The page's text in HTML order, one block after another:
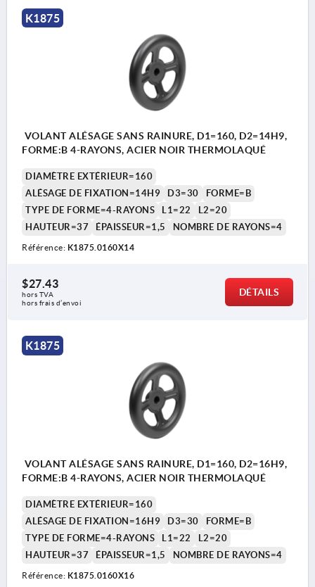
K1875
VOLANT ALÉSAGE SANS RAINURE, D1=160, D2=14H9,
FORME:B 4-RAYONS, ACIER NOIR THERMOLAQUÉ
DIAMÈTRE EXTÉRIEUR=160
ALÉSAGE DE FIXATION=14H9
D3=30
FORME=B
TYPE DE FORME=4-RAYONS
L1=22
L2=20
HAUTEUR=37
ÉPAISSEUR=1,5 NOMBRE DE RAYONS=4
Référence: K1875.0160X14
$27.43
hors TVA
hors frais d’envoi
DÉTAILS
K1875
VOLANT ALÉSAGE SANS RAINURE, D1=160, D2=16H9,
FORME:B 4-RAYONS, ACIER NOIR THERMOLAQUÉ
DIAMÈTRE EXTÉRIEUR=160
ALÉSAGE DE FIXATION=16H9
D3=30
FORME=B
TYPE DE FORME=4-RAYONS
L1=22
L2=20
HAUTEUR=37
ÉPAISSEUR=1,5 NOMBRE DE RAYONS=4
Référence: K1875.0160X16